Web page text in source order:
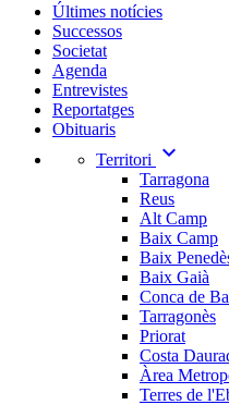
Últimes notícies
Successos
Societat
Agenda
Entrevistes
Reportatges
Obituaris
Territori
expand_more
Tarragona
Reus
Alt Camp
Baix Camp
Baix
Baix Gaià
Conca de
Tarragonès
Priorat
Costa
Àrea
Terres de